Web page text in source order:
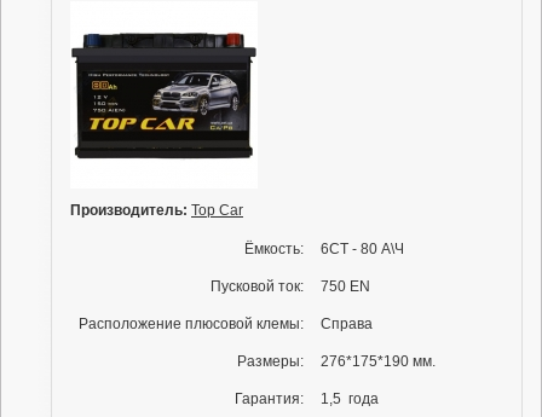
Производитель: Top Car
Ёмкость: 6СТ - 80 А\Ч
Пусковой ток: 750 EN
Расположение плюсовой клемы: Справа
Размеры: 276*175*190 мм.
Гарантия: 1,5 года